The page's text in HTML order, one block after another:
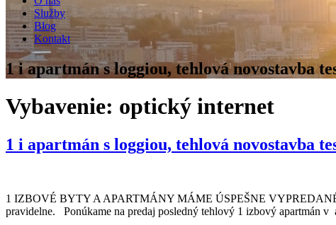
Služby
Blog
Kontakt
1 i apartmán s loggiou, tehlová novostavba
Vybavenie: optický internet
1 i apartmán s loggiou, tehlová novostavba
1 IZBOVÉ BYTY A APARTMÁNY MÁME ÚSPEŠNE VYPREDANÉ!
pravidelne. Ponúkame na predaj posledný tehlový 1 izbový apartmán